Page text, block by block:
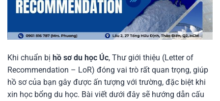
Khi chuẩn bị hồ sơ du học Úc, Thư giới thiệu (Letter of
Recommendation – LoR) đóng vai trò rất quan trọng, giúp
hồ sơ của bạn gây được ấn tượng với trường, đặc biệt khi
xin học bổng du học. Bài viết dưới đây sẽ hướng dẫn cấu